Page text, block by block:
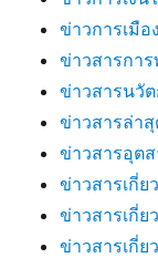
ข่าวการเมือ
ข่าวสารกา
ข่าวสารนวั
ข่าวสารล่า
ข่าวสารอุต
ข่าวสารเกี่
ข่าวสารเกี่
ข่าวสารเกี่ย